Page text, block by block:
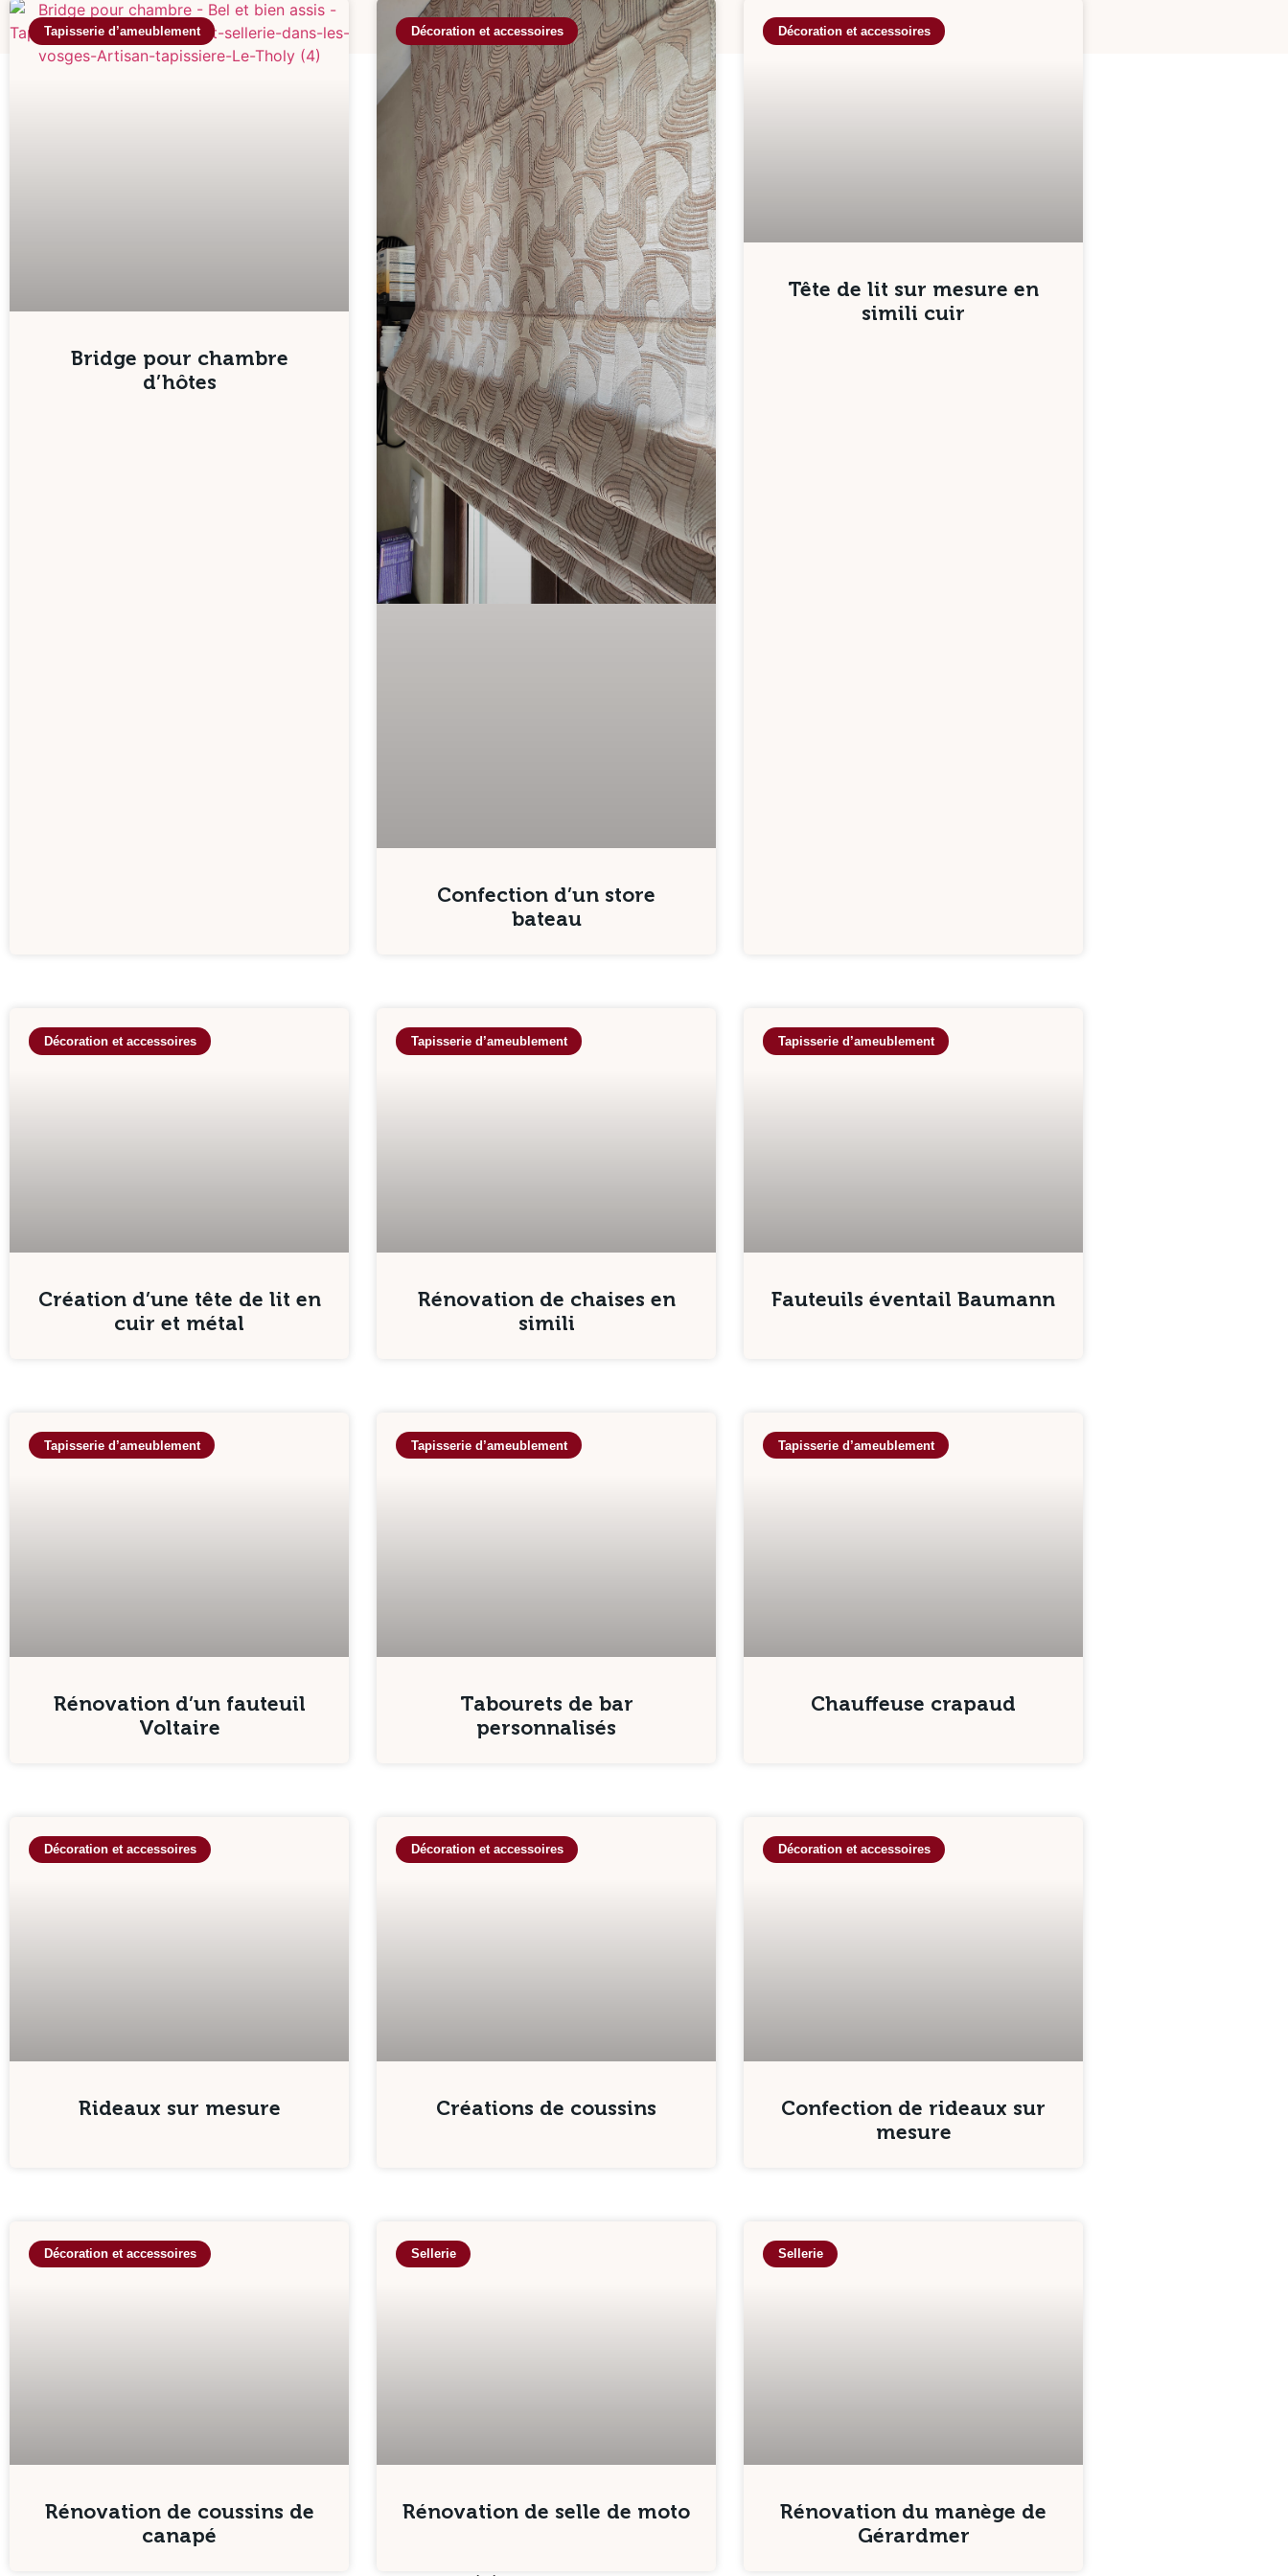
Tapisserie d’ameublement
Bridge pour chambre
d’hôtes
Décoration et accessoires
Confection d’un store
bateau
Décoration et accessoires
Tête de lit sur mesure en
simili cuir
Décoration et accessoires
Création d’une tête de lit en
cuir et métal
Tapisserie d’ameublement
Rénovation de chaises en
simili
Tapisserie d’ameublement
Fauteuils éventail Baumann
Tapisserie d’ameublement
Rénovation d’un fauteuil
Voltaire
Tapisserie d’ameublement
Tabourets de bar
personnalisés
Tapisserie d’ameublement
Chauffeuse crapaud
Décoration et accessoires
Rideaux sur mesure
Décoration et accessoires
Créations de coussins
Décoration et accessoires
Confection de rideaux sur
mesure
Décoration et accessoires
Rénovation de coussins de
canapé
Sellerie
Rénovation de selle de moto
Sellerie
Rénovation du manège de
Gérardmer